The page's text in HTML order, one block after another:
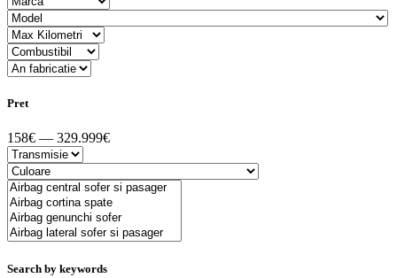
Pret
158€ — 329.999€
Search by keywords